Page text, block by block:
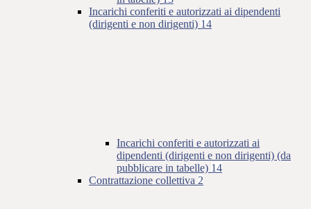
Incarichi conferiti e autorizzati ai dipendenti
(dirigenti e non dirigenti) 14
Incarichi conferiti e autorizzati ai
dipendenti (dirigenti e non dirigenti) (da
pubblicare in tabelle) 14
Contrattazione collettiva 2